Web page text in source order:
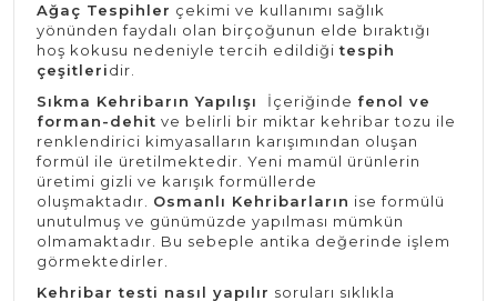
Ağaç Tespihler çekimi ve kullanımı sağlık
yönünden faydalı olan birçoğunun elde bıraktığı
hoş kokusu nedeniyle tercih edildiğitespih
çeşitleridir.
Sıkma Kehribarın Yapılışı
İçeriğinde fenol ve
forman-dehit ve belirli bir miktar kehribar tozu ile
renklendirici kimyasalların karışımından oluşan
formül ile üretilmektedir. Yeni mamül ürünlerin
üretimi gizli ve karışık formüllerde
oluşmaktadır. Osmanlı Kehribarların ise formülü
unutulmuş ve günümüzde yapılması mümkün
olmamaktadır. Bu sebeple antika değerinde işlem
görmektedirler.
Kehribar testi nasıl yapılır soruları sıklıkla